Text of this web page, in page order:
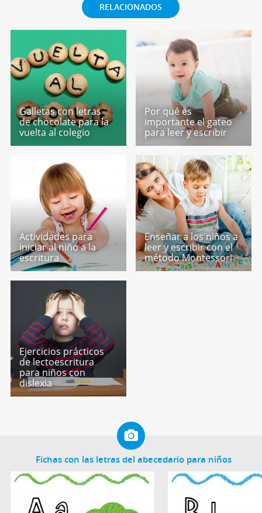
RELACIONADOS
Galletas con letras
de chocolate para la
vuelta al colegio
Por qué es
importante el gateo
para leer y escribir
Actividades para
iniciar al niño a la
escritura
Enseñar a los niños a
leer y escribir con el
método Montessori
Ejercicios prácticos
de lectoescritura
para niños con
dislexia
Fichas con las letras del abecedario para niños